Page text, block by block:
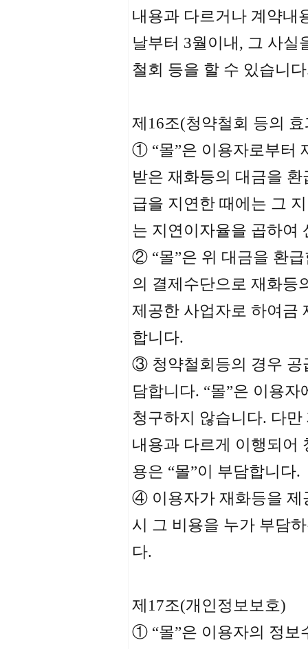
내용과 다르거나 계약내
날부터 3월이내, 그 사실
철회 등을 할 수 있습니
제16조(청약철회 등의
① “몰”은 이용자로부터
받은 재화등의 대금을
급을 지연한 때에는 그
는 지연이자율을 곱하여
② “몰”은 위 대금을 환
의 결제수단으로 재화등
제공한 사업자로 하여금
합니다.
③ 청약철회등의 경우 공
담합니다. “몰”은 이용
청구하지 않습니다. 다
내용과 다르게 이행되어
용은 “몰”이 부담합니다.
④ 이용자가 재화등을 제
시 그 비용을 누가 부담
다.
제17조(개인정보보호)
① “몰”은 이용자의 정보